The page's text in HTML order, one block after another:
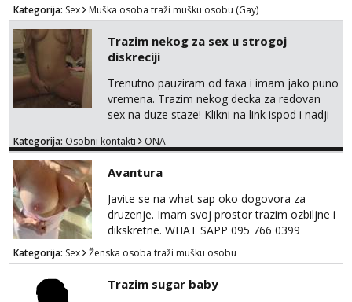
diskrecija su mi na prvom mjestu,
maksimalno držim do izgleda, sportski sam
tip.
Kategorija: Sex Muška osoba traži mušku osobu (Gay)
Trazim nekog za sex u strogoj
diskreciji
Trenutno pauziram od faxa i imam jako puno
vremena. Trazim nekog decka za redovan
sex na duze staze! Klikni na link ispod i nadji
Kategorija: Osobni kontakti ONA
Avantura
Javite se na what sap oko dogovora za
druzenje. Imam svoj prostor trazim ozbiljne i
dikskretne. WHAT SAPP 095 766 0399
Kategorija: Sex Ženska osoba traži mušku osobu
Trazim sugar baby